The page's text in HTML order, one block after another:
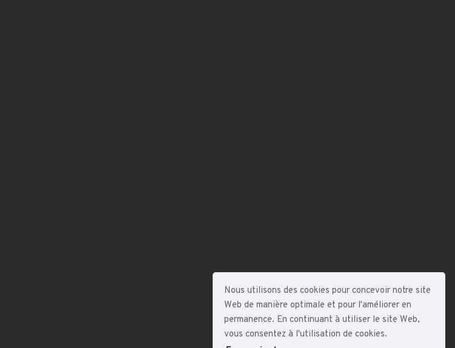
Nous utilisons des cookies pour concevoir notre site
Web de manière optimale et pour l'améliorer en
permanence. En continuant à utiliser le site Web,
vous consentez à l'utilisation de cookies.